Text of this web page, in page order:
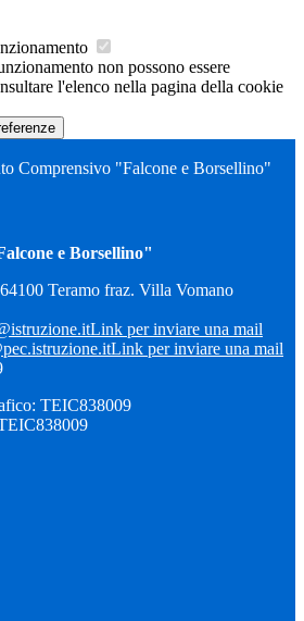
non possono essere
l'elenco nella pagina della cookie
Comprensivo "Falcone e Borsellino"
e Borsellino"
Teramo fraz. Villa Vomano
Link per inviare una mail
Link per inviare una mail
TEIC838009